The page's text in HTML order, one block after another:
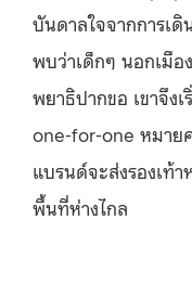
บันดาลใจจากการเดิ
พบว่าเด็กๆ นอกเมือ
พยาธิปากขอ เขาจึง
one-for-one หมาย
แบรนด์จะส่งรองเท้
พื้นที่ห่างไกล